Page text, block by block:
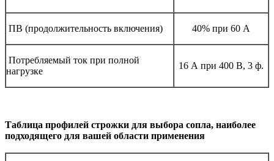
ПВ (продолжительность включения) 40% при 60 А
Потребляемый ток при полной
нагрузке
16 А при 400 В, 3 ф.
Таблица профилей строжки для выбора сопла, наиболее
подходящего для вашей области применения